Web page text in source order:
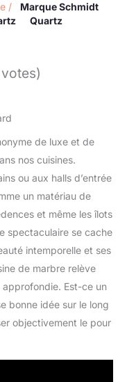
/
Marque Schmidt
Quartz
de luxe et de
nos cuisines.
ou aux halls d’entrée
un matériau de
et même les îlots
spectaculaire se cache
intemporelle et ses
de marbre relève
approfondie. Est-ce un
bonne idée sur le long
objectivement le pour